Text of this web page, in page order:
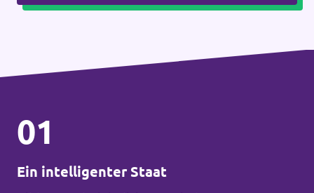
01
Ein intelligenter Staat